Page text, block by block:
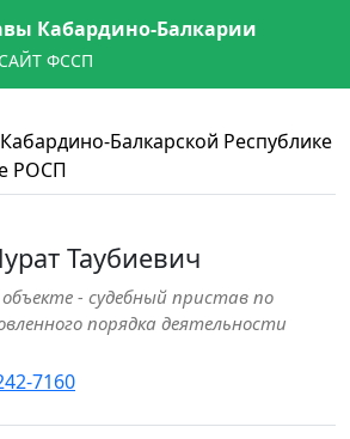
Кабардино-Балкарии
ФССП
Балкарской Республике
РОСП
Таубиевич
- судебный пристав по
порядка деятельности
7160